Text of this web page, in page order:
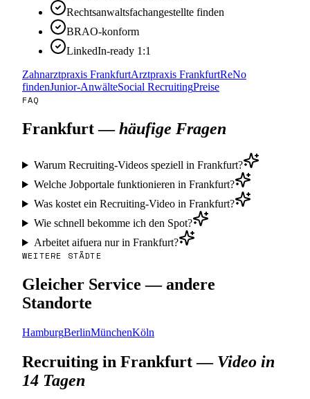
Rechtsanwaltsfachangestellte finden
BRAO-konform
LinkedIn-ready 1:1
Zahnarztpraxis FrankfurtArztpraxis FrankfurtReNo
findenJunior-AnwälteSocial RecruitingPreise
FAQ
Frankfurt— häufige Fragen
Warum Recruiting-Videos speziell in Frankfurt?
Welche Jobportale funktionieren in Frankfurt?
Was kostet ein Recruiting-Video in Frankfurt?
Wie schnell bekomme ich den Spot?
Arbeitet aifuera nur in Frankfurt?
WEITERE STÄDTE
Gleicher Service — andere
Standorte
HamburgBerlinMünchenKöln
Recruiting in Frankfurt— Video in
14 Tagen